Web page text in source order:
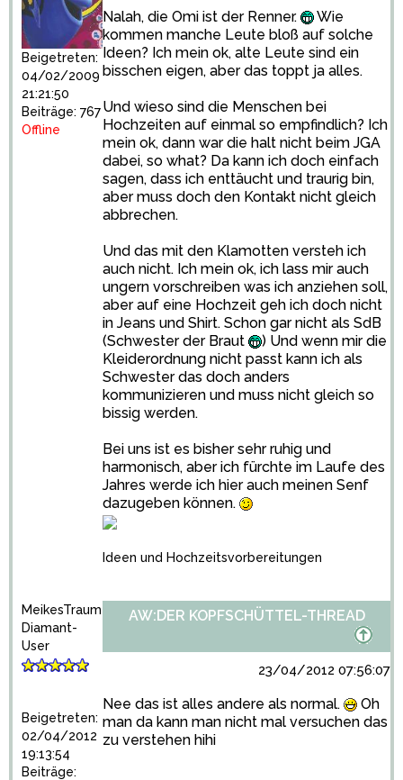
Beigetreten:
04/02/2009
21:21:50
Beiträge: 767
Offline
Nalah, die Omi ist der Renner.
Wie
kommen manche Leute bloß auf solche
Ideen? Ich mein ok, alte Leute sind ein
bisschen eigen, aber das toppt ja alles.
Und wieso sind die Menschen bei
Hochzeiten auf einmal so empfindlich? Ich
mein ok, dann war die halt nicht beim JGA
dabei, so what? Da kann ich doch einfach
sagen, dass ich enttäucht und traurig bin,
aber muss doch den Kontakt nicht gleich
abbrechen.
Und das mit den Klamotten versteh ich
auch nicht. Ich mein ok, ich lass mir auch
ungern vorschreiben was ich anziehen soll,
aber auf eine Hochzeit geh ich doch nicht
in Jeans und Shirt. Schon gar nicht als SdB
(Schwester der Braut
) Und wenn mir die
Kleiderordnung nicht passt kann ich als
Schwester das doch anders
kommunizieren und muss nicht gleich so
bissig werden.
Bei uns ist es bisher sehr ruhig und
harmonisch, aber ich fürchte im Laufe des
Jahres werde ich hier auch meinen Senf
dazugeben können.
Ideen und Hochzeitsvorbereitungen
MeikesTraum
Diamant-
User
Beigetreten:
02/04/2012
19:13:54
Beiträge:
AW:DER KOPFSCHÜTTEL-THREAD
23/04/2012 07:56:07
Nee das ist alles andere als normal.
Oh
man da kann man nicht mal versuchen das
zu verstehen hihi